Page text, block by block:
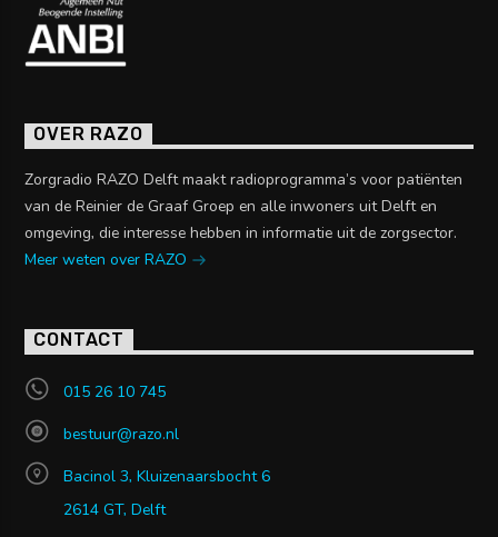
OVER RAZO
Zorgradio RAZO Delft maakt radioprogramma’s voor patiënten
van de Reinier de Graaf Groep en alle inwoners uit Delft en
omgeving, die interesse hebben in informatie uit de zorgsector.
Meer weten over RAZO
CONTACT
015 26 10 745
bestuur@razo.nl
Bacinol 3, Kluizenaarsbocht 6
2614 GT, Delft